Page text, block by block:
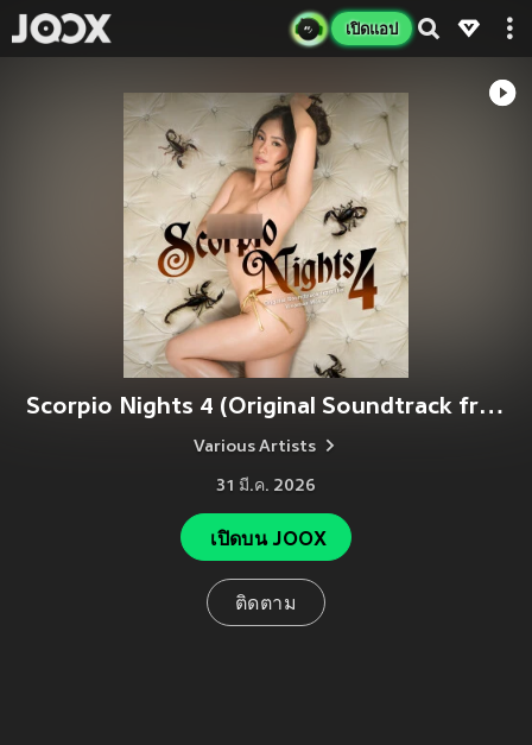
เปิดแอป
Scorpio Nights 4 (Original Soundtrack from the Vivamax Movie) [Explicit]
Various Artists
31 มี.ค. 2026
เปิดบน JOOX
ติดตาม